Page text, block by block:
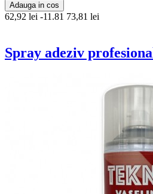
Adauga in cos
62,92 lei -11.81 73,81 lei
Spray adeziv